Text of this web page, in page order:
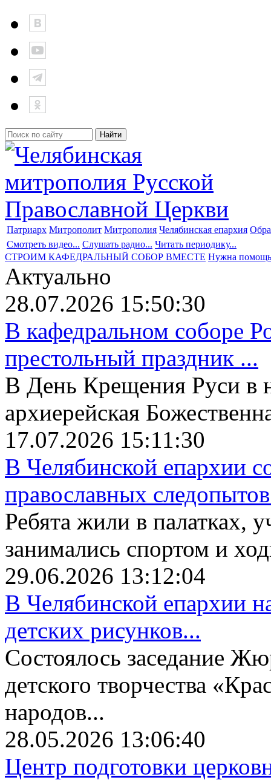
Патриарх Митрополит Митрополия Челябинская епархия
Смотреть видео... Слушать радио... Читать периодику...
СТРОИМ КАФЕДРАЛЬНЫЙ СОБОР ВМЕСТЕ Нужна помощь
Актуально
28.07.2026 15:50:30
В кафедральном соборе
престольный праздник ...
В День Крещения Руси в
архиерейская
17.07.2026 15:11:30
В Челябинской епархии
православных
Ребята жили в палатках,
занимались спортом и
29.06.2026 13:12:04
В Челябинской епархии
детских рисунков...
Состоялось заседание
детского творчества
народов...
28.05.2026 13:06:40
Центр подготовки